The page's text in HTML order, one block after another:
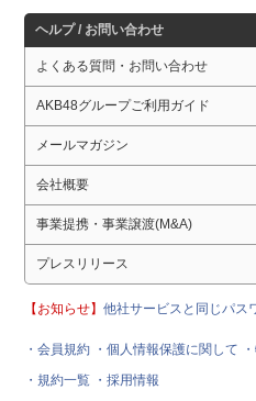
ヘルプ / お問い合わせ
よくある質問・お問い合わせ
AKB48グループご利用ガイド
メールマガジン
会社概要
事業提携・事業譲渡(M&A)
プレスリリース
【お知らせ】他社サービスと同じパス
・会員規約 ・個人情報保護に関して
・規約一覧 ・採用情報